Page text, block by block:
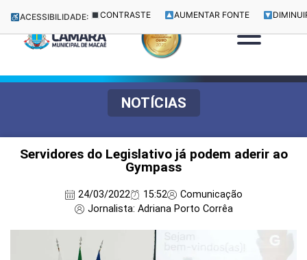
ACESSIBILIDADE: CONTRASTE AUMENTAR FONTE
NOTÍCIAS
Servidores do Legislativo já podem aderir ao
Gympass
24/03/2022 15:52
Comunicação
Jornalista: Adriana Porto Corrêa